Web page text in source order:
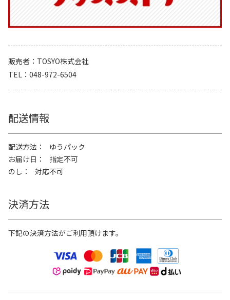
販売者
TOSYO株式会社
TEL
048-972-6504
配送情報
配送方法
ゆうパック
お届け日
指定不可
のし
対応不可
決済方法
下記の決済方法がご利用頂けます。